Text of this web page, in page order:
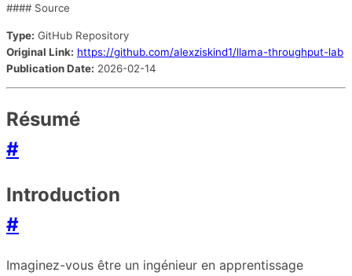
#### Source
Type: GitHub Repository
Original Link: https://github.com/alexziskind1/llama-throughput-lab
Publication Date: 2026-02-14
Résumé
#
Introduction
#
Imaginez-vous être un ingénieur en apprentissage